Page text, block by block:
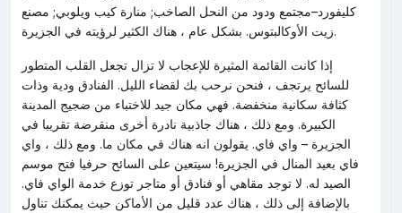
كليفورد–مجتمع ودود من النحل الصاخب; منارة كيب ويلوبي; مصنع
زيت الأوكالبتوس. بشكل عام ، هناك الكثير لرؤيته في الجزيرة.
إذا كانت القائمة المثيرة للإعجاب لا تزال تجعل القلب المتطور
للسائح يرتجف ، فنحن نرحب بك لقضاء الليل. الفنادق ودية وذات
كثافة سكانية منخفضة. فهي مكان جيد للاختباء من ضجيج المدينة
الكبيرة. ومع ذلك ، هناك جاذبية نادرة أخرى منقرضة تقريبا في
الجزيرة – واي فاي. يقولون انه هناك في مكان ما. ومع ذلك ، واي
فاي بعيد المنال في الجزيرة! سيتعين على السائح حرفيا فتح موسم
الصيد له. لا توجد مقاهي أو فنادق أو متاجر توزع خدمة الواي فاي.
بالإضافة إلى ذلك ، هناك عدد قليل من الأماكن حيث يمكنك تناول